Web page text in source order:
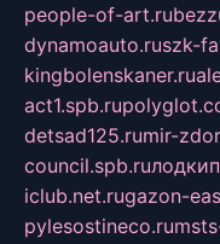
people-of-art.ru
dynamoauto.ruszk-
kingbolenskaner.ru
act1.spb.ru
detsad125.rumir-
council.spb.ru
iclub.net.rugazon-
pylesostineco.ru